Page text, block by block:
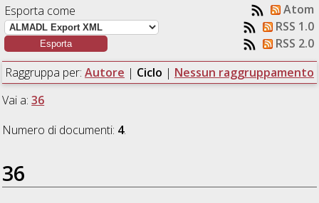
Esporta come
Atom
RSS 1.0
RSS 2.0
Raggruppa per: Autore | Ciclo | Nessun raggruppamento
Vai a:36
Numero di documenti: 4.
36